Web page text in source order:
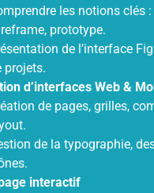
les notions clés :
prototype.
de l’interface
projets.
d’interfaces Web &
de pages, grilles,
de la typographie,
interactif